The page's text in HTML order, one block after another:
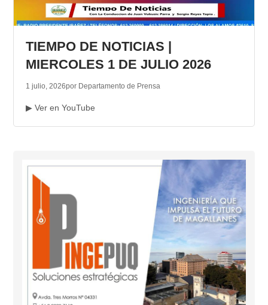
TIEMPO DE NOTICIAS |
MIERCOLES 1 DE JULIO 2026
1 julio, 2026por Departamento de Prensa
▶ Ver en YouTube